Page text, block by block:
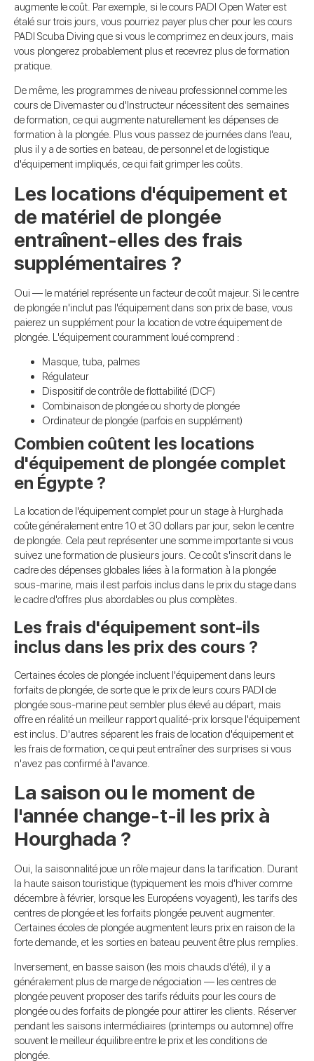
augmente le coût. Par exemple, si le cours PADI Open Water est
étalé sur trois jours, vous pourriez payer plus cher pour les cours
PADI Scuba Diving que si vous le comprimez en deux jours, mais
vous plongerez probablement plus et recevrez plus de formation
pratique.
De même, les programmes de niveau professionnel comme les
cours de Divemaster ou d'Instructeur nécessitent des semaines
de formation, ce qui augmente naturellement les dépenses de
formation à la plongée. Plus vous passez de journées dans l'eau,
plus il y a de sorties en bateau, de personnel et de logistique
d'équipement impliqués, ce qui fait grimper les coûts.
Les locations d'équipement et
de matériel de plongée
entraînent-elles des frais
supplémentaires ?
Oui — le matériel représente un facteur de coût majeur. Si le centre
de plongée n'inclut pas l'équipement dans son prix de base, vous
paierez un supplément pour la location de votre équipement de
plongée. L'équipement couramment loué comprend :
Masque, tuba, palmes
Régulateur
Dispositif de contrôle de flottabilité (DCF)
Combinaison de plongée ou shorty de plongée
Ordinateur de plongée (parfois en supplément)
Combien coûtent les locations
d'équipement de plongée complet
en Égypte ?
La location de l'équipement complet pour un stage à Hurghada
coûte généralement entre 10 et 30 dollars par jour, selon le centre
de plongée. Cela peut représenter une somme importante si vous
suivez une formation de plusieurs jours. Ce coût s'inscrit dans le
cadre des dépenses globales liées à la formation à la plongée
sous-marine, mais il est parfois inclus dans le prix du stage dans
le cadre d'offres plus abordables ou plus complètes.
Les frais d'équipement sont-ils
inclus dans les prix des cours ?
Certaines écoles de plongée incluent l'équipement dans leurs
forfaits de plongée, de sorte que le prix de leurs cours PADI de
plongée sous-marine peut sembler plus élevé au départ, mais
offre en réalité un meilleur rapport qualité-prix lorsque l'équipement
est inclus. D'autres séparent les frais de location d'équipement et
les frais de formation, ce qui peut entraîner des surprises si vous
n'avez pas confirmé à l'avance.
La saison ou le moment de
l'année change-t-il les prix à
Hourghada ?
Oui, la saisonnalité joue un rôle majeur dans la tarification. Durant
la haute saison touristique (typiquement les mois d'hiver comme
décembre à février, lorsque les Européens voyagent), les tarifs des
centres de plongée et les forfaits plongée peuvent augmenter.
Certaines écoles de plongée augmentent leurs prix en raison de la
forte demande, et les sorties en bateau peuvent être plus remplies.
Inversement, en basse saison (les mois chauds d'été), il y a
généralement plus de marge de négociation — les centres de
plongée peuvent proposer des tarifs réduits pour les cours de
plongée ou des forfaits de plongée pour attirer les clients. Réserver
pendant les saisons intermédiaires (printemps ou automne) offre
souvent le meilleur équilibre entre le prix et les conditions de
plongée.